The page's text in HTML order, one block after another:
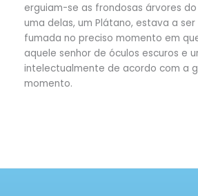
erguiam-se as frondosas árvores
uma delas, um Plátano, estava a
fumada no preciso momento em
aquele senhor de óculos escuros e
intelectualmente de acordo com a
momento.